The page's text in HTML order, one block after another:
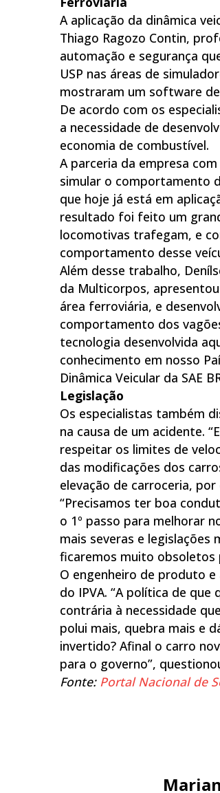
A aplicação da dinâmica
Thiago Ragozo Contin,
automação e segurança
USP nas áreas de
mostraram um software de
De acordo com os
a necessidade de
economia de combustível.
A parceria da empresa
simular o comportamento
que hoje já está em
resultado foi feito um
locomotivas trafegam, e
comportamento desse
Além desse trabalho,
da Multicorpos,
área ferroviária, e
comportamento dos
tecnologia desenvolvida
conhecimento em nosso
Dinâmica Veicular da SAE
Legislação
Os especialistas também
na causa de um acidente.
respeitar os limites de
das modificações dos
elevação de carroceria,
“Precisamos ter boa
o 1º passo para melhorar
mais severas e
ficaremos muito obsoletos
O engenheiro de produto
do IPVA. “A política de
contrária à necessidade
polui mais, quebra mais e
invertido? Afinal o carro
para o governo”,
Fonte: Portal Nacional de